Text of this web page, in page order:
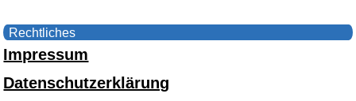
Rechtliches
Impressum
Datenschutzerklärung